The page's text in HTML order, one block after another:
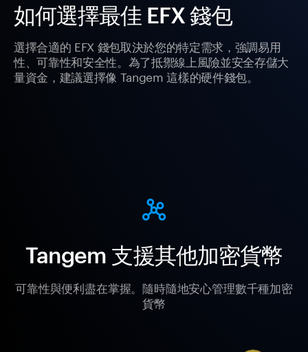
如何選擇最佳 EFX 錢包
選擇合適的 EFX 錢包取決於您的特定需求，強調易用
性、可靠性和安全性。為了抵禦線上風險並安全存儲大
量資金，建議選擇像 Tangem 這樣的硬件錢包。
Tangem 支援其他加密貨幣
可靠性與便利盡在掌握。隨時隨地安心管理數千種加密
貨幣